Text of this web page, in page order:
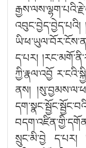
འབུང་བྱེད་བྱེད་པའི།
ད་པར།
ཀྱི་རྣལ་འབྱོ
ནས།
སྲུང་མི་བྱེ ད་པར།